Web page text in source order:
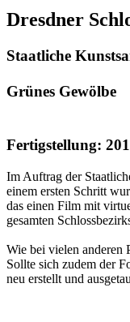
Dresdner
Staatliche
Grünes Gewölbe
Fertigstellung:
Im Auftrag der
einem ersten Schritt
das einen Film mit
gesamten
Wie bei vielen anderen
Sollte sich zudem der
neu erstellt und